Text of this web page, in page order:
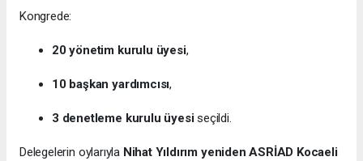
Kongrede:
20 yönetim kurulu üyesi,
10 başkan yardımcısı,
3 denetleme kurulu üyesiseçildi.
Delegelerin oylarıyla Nihat Yıldırım yeniden ASRİAD Kocaeli